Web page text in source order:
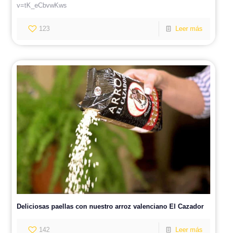
v=tK_eCbvwKws
123 Leer más
Deliciosas paellas con nuestro arroz valenciano El Cazador
142 Leer más